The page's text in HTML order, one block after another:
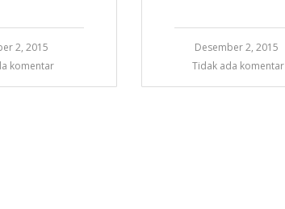
2, 2015
komentar
Desember 2, 2015
Tidak ada komentar